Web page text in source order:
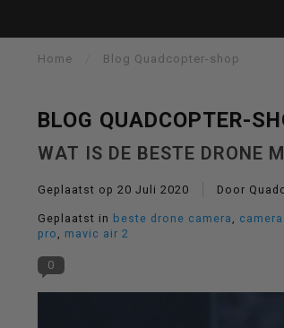
pijltjes
Home Blog Quadcopter-shop
BLOG QUADCOPTER-
WAT IS DE BESTE DRONE
Geplaatst op 20 Juli 2020 Door
Geplaatst in beste drone camera
pro
mavic air 2
0